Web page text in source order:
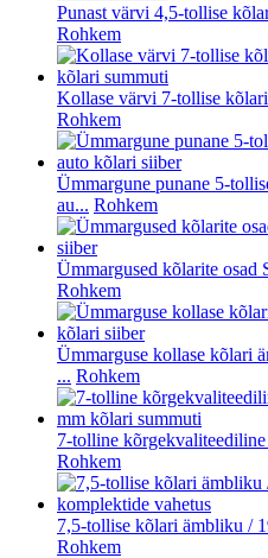
Punast värvi 4,5-tollise
Rohkem
Kollase värvi 7-tollise
Rohkem
Ümmargune punane 5-
au... Rohkem
Ümmargused kõlarite osad
Rohkem
Ümmarguse kollase kõlari
... Rohkem
7-tolline
Rohkem
7,5-tollise kõlari ämbliku /
Rohkem